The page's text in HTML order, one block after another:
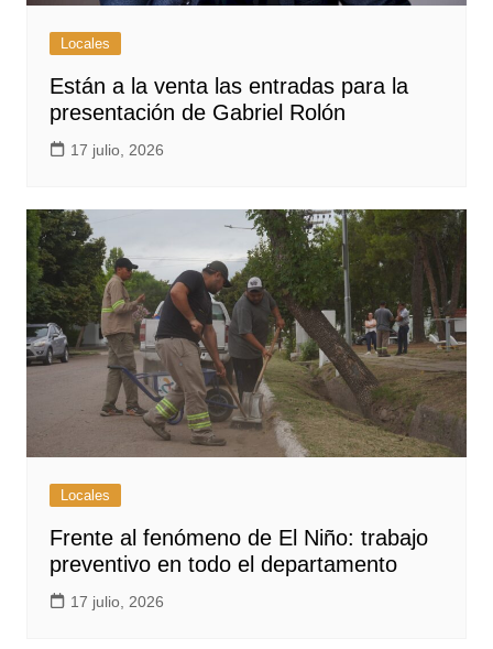
Locales
Están a la venta las entradas para la
presentación de Gabriel Rolón
17 julio, 2026
Locales
Frente al fenómeno de El Niño: trabajo
preventivo en todo el departamento
17 julio, 2026